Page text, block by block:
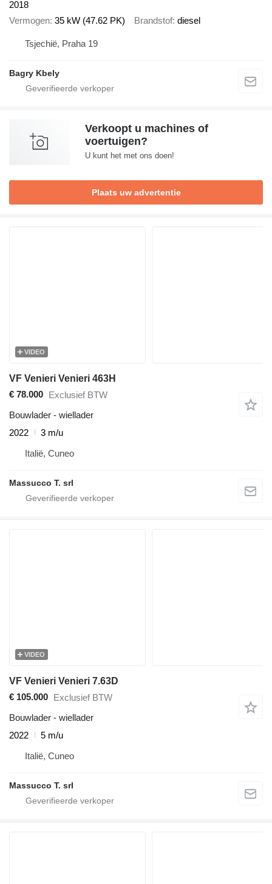
2018
Vermogen 35 kW (47.62 PK) Brandstof diesel
Tsjechië, Praha 19
Bagry Kbely
Verkoopt u machines of
voertuigen?
U kunt het met ons doen!
Plaats uw advertentie
VIDEO
VF Venieri Venieri 463H
€ 78.000 Exclusief BTW
Bouwlader - wiellader
2022
3 m/u
Italië, Cuneo
Massucco T. srl
VIDEO
VF Venieri Venieri 7.63D
€ 105.000 Exclusief BTW
Bouwlader - wiellader
2022
5 m/u
Italië, Cuneo
Massucco T. srl